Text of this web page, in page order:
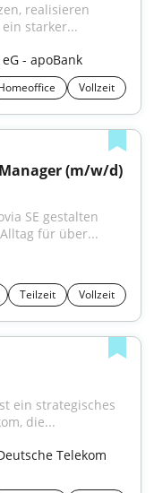
realisieren
starker...
- apoBank
Vollzeit
(m/w/d)
SE gestalten
für über...
Teilzeit Vollzeit
ein strategisches
die...
Telekom